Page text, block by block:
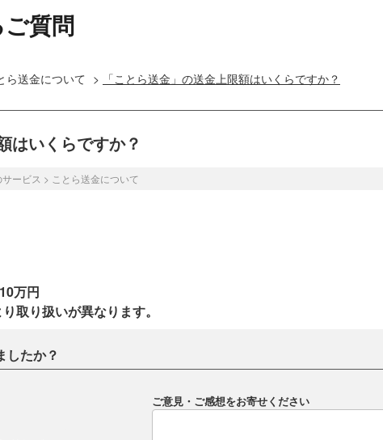
質問
ら送金について > 「ことら送金」の送金上限額はいくらですか？
はいくらですか？
ービス > ことら送金について
万円
取り扱いが異なります。
したか？
ご意見・ご感想をお寄せください